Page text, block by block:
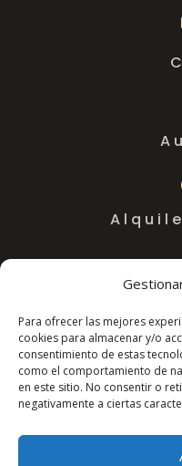
Para ofrecer las mejores
cookies para almacenar y/o
consentimiento de estas
como el comportamiento de
en este sitio. No consentir o
negativamente a ciertas